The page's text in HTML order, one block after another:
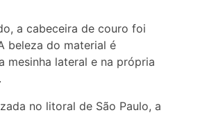
a cabeceira de couro foi
beleza do material é
mesinha lateral e na própria
no litoral de São Paulo, a